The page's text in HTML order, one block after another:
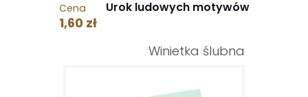
Cena
1,60 zł
Urok ludowych motywów
Winietka ślubna